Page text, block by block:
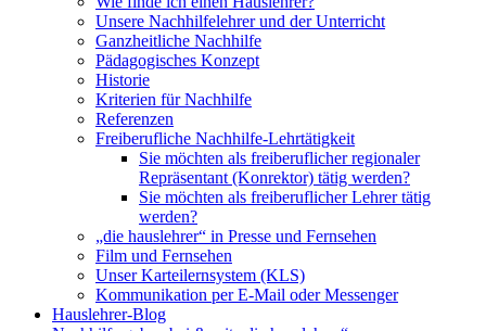
Unsere Nachhilfelehrer und der Unterricht
Ganzheitliche Nachhilfe
Pädagogisches Konzept
Historie
Kriterien für Nachhilfe
Referenzen
Freiberufliche Nachhilfe-Lehrtätigkeit
Sie möchten als freiberuflicher regionaler
Repräsentant (Konrektor) tätig werden?
Sie möchten als freiberuflicher Lehrer tätig
werden?
„die hauslehrer“ in Presse und Fernsehen
Film und Fernsehen
Unser Karteilernsystem (KLS)
Kommunikation per E-Mail oder Messenger
Hauslehrer-Blog